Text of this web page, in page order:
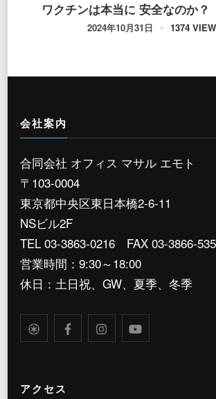
ワクチンは本当に 安全なのか？
2024年10月31日 1374
会社案内
合同会社 オフィス マサル エモト
〒103-0004
東京都中央区東日本橋2-6-11
NSビル2F
TEL 03-3863-0216 FAX 03-3866-
営業時間：9:30～18:00
休日：土日祝、GW、夏季、冬季
アクセス